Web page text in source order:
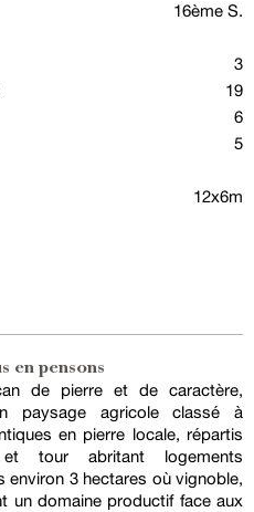
16ème S.
3
19
6
5
12x6m
en pensons
de pierre et de caractère,
paysage agricole classé à
en pierre locale, répartis
tour abritant logements
environ 3 hectares où vignoble,
un domaine productif face aux